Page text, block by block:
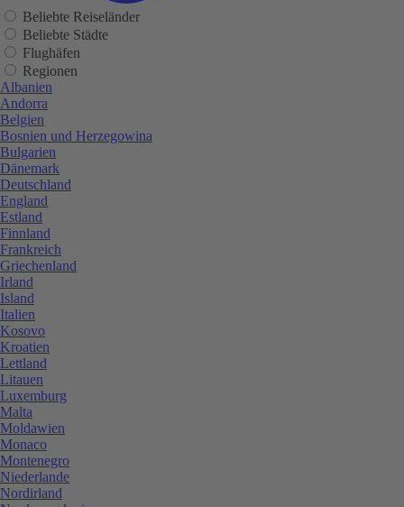
Beliebte Reiseländer
Beliebte Städte
Flughäfen
Regionen
Albanien
Andorra
Belgien
Bosnien und Herzegowina
Bulgarien
Dänemark
Deutschland
England
Estland
Finnland
Frankreich
Griechenland
Irland
Island
Italien
Kosovo
Kroatien
Lettland
Litauen
Luxemburg
Malta
Moldawien
Monaco
Montenegro
Niederlande
Nordirland